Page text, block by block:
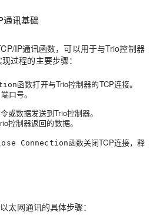
通讯基础
IP通讯函数，可以用于与Trio控制器
过程的主要步骤：
函数打开与Trio控制器的TCP连接。
口号。
或数据发送到Trio控制器。
控制器返回的数据。
Connection函数关闭TCP连接，释
太网通讯的具体步骤：